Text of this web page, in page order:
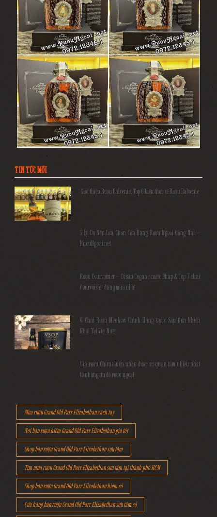
TIN TỨC MỚI
Giới thiệu Rượu Balvenie, Top 6 kiến thức về Rượu Balvenie
5 Lý Do Nên Lựa Chọn Cửa Hàng Rượu Ngoại Đồng Nai –
RuouNgoai.net
Rượu Courvoisier – Di sản Cognac nước Pháp & Top 7 chai
Courvoisier đáng mua nhất
6 Chai Rượu Meukow Chính Hãng Được Săn Đón Nhiều
Nhất Tại Việt Nam
Giá rượu Chivas luôn nhận được sự quan tâm nhiều nhất
từ những tín đồ rượu ngoại
Mua rượu Grand Old Parr Elizabethan xách tay
Nơi bán rượu hiếm Grand Old Parr Elizabethan giá tốt
Shop bán rượu Grand Old Parr Elizabethan sưu tầm
Tìm mua rượu Grand Old Parr Elizabethan sưu tầm tại thành phố HCM
Shop bán rượu Grand Old Parr Elizabethan hiêm cổ
Cửa hàng bán rượu Grand Old Parr Elizabethan sưu tầm cổ